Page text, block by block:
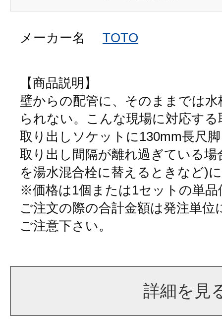
メーカー名 TOTO
【商品説明】
壁からの配管に、そのままでは
られない。こんな現場に対応す
取り出しソケットに130mm長尺
取り出し間隔が離れ過ぎている場
を湯水混合栓に替えるときなど)
※価格は1個または1セットの単
ご注文の際の合計金額は発注単
ご注意下さい。
詳細を見